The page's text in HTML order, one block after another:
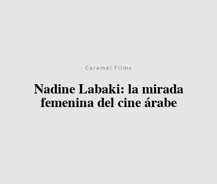
Caramel Films
Nadine Labaki: la mirada
femenina del cine árabe
Agenda